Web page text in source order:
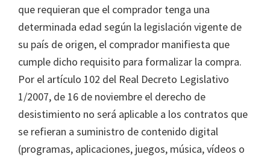
que requieran que el comprador tenga una
determinada edad según la legislación vigente de
su país de origen, el comprador manifiesta que
cumple dicho requisito para formalizar la compra.
Por el artículo 102 del Real Decreto Legislativo
1/2007, de 16 de noviembre el derecho de
desistimiento no será aplicable a los contratos que
se refieran a suministro de contenido digital
(programas, aplicaciones, juegos, música, vídeos o